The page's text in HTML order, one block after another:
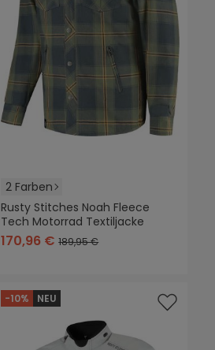
2 Farben
blau/grüngrau/schwarz/weiß
Rusty Stitches Noah Fleece
Tech Motorrad Textiljacke
170,96 €189,95 €
-10% NEU